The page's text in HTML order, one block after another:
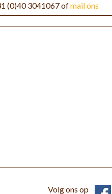
(0)40 3041067 ofmail ons
Volg ons op